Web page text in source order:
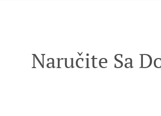
Naručite Sa